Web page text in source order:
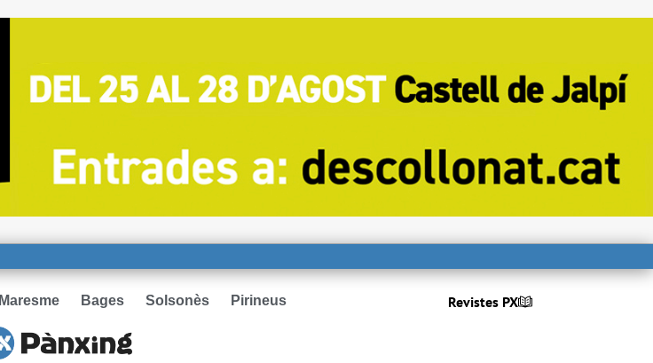
Maresme Bages Solsonès Pirineus Revistes PX